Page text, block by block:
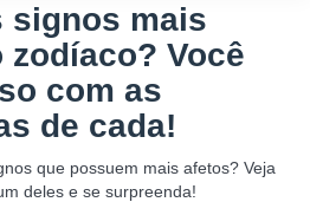
signos mais
Você
com as
de cada!
que possuem mais afetos? Veja
deles e se surpreenda!